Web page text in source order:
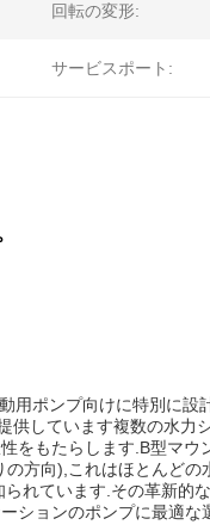
回転の変形:
サービスポート:
ポンプ向けに特別に設
しています複数の水力
をもたらします.B型マ
方向),これはほとんどの
れています.その革新的
ションのポンプに最適な